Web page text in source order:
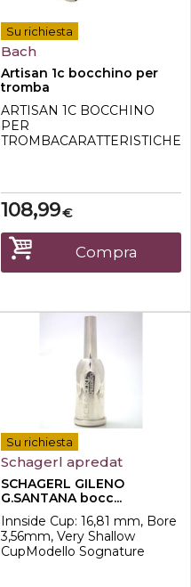
Su richiesta
Bach
Artisan 1c bocchino per
tromba
ARTISAN 1C BOCCHINO
PER
TROMBACARATTERISTICHE
tazza: 17,00mm-Rim medio
largo -Bordo esterno
arrotondato -Argentato -
Risposta del suono veloce -
Adatto a tutti i tipi di musica
€
108,99
Compra
Su richiesta
Schagerl apredat
SCHAGERL GILENO
G.SANTANA bocc...
Innside Cup: 16,81 mm, Bore
3,56mm, Very Shallow
CupModello Sognature